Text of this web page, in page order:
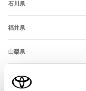
石川県
福井県
山梨県
長野県